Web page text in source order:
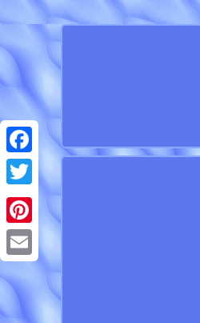
Facebook
Twitter
Pinterest
Email